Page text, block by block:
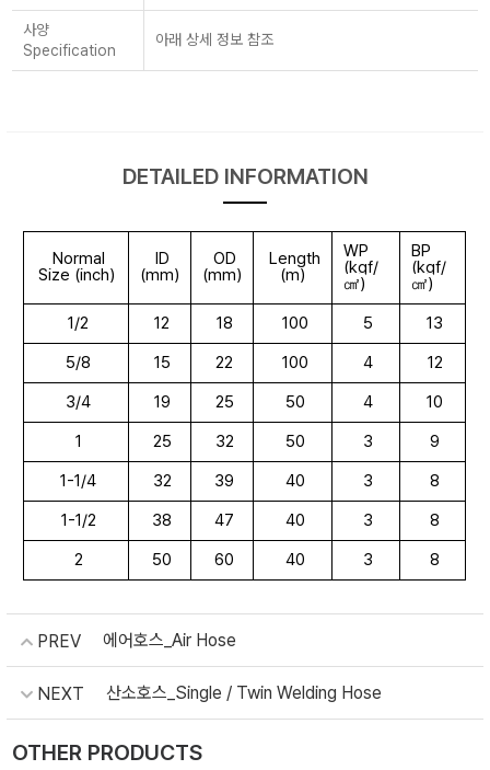
사양
Specification
아래 상세 정보 참조
DETAILED INFORMATION
Normal
Size (inch)
ID
(mm)
OD
(mm)
Length
(m)
WP
(kgf/
㎠)
BP
(kgf/
㎠)
1/2
12 18 100 5
13
5/8
15 22 100 4
12
3/4
19 25 50 4
10
1
25 32 50 3
9
1-1/4
32 39 40 3
8
1-1/2
38 47 40 3
8
2
50 60 40 3 8
PREV 에어호스_Air Hose
NEXT 산소호스_Single / Twin Welding Hose
OTHER PRODUCTS